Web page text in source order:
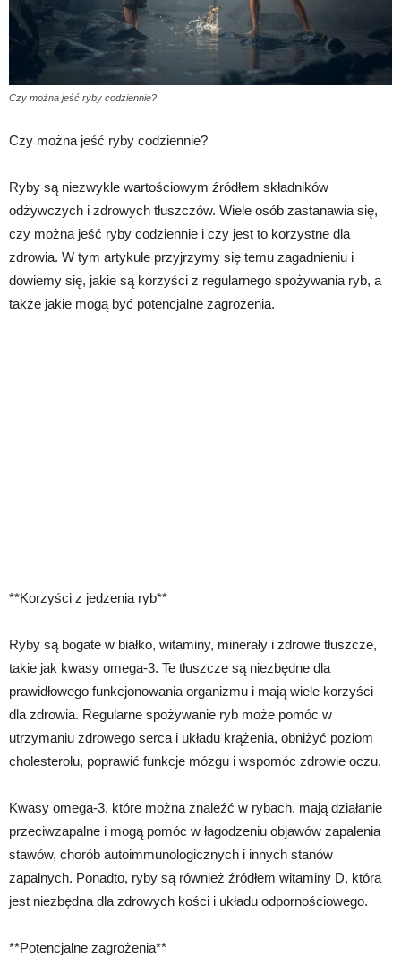
Czy można jeść ryby codziennie?
Czy można jeść ryby codziennie?
Ryby są niezwykle wartościowym źródłem składników
odżywczych i zdrowych tłuszczów. Wiele osób zastanawia się,
czy można jeść ryby codziennie i czy jest to korzystne dla
zdrowia. W tym artykule przyjrzymy się temu zagadnieniu i
dowiemy się, jakie są korzyści z regularnego spożywania ryb, a
także jakie mogą być potencjalne zagrożenia.
**Korzyści z jedzenia ryb**
Ryby są bogate w białko, witaminy, minerały i zdrowe tłuszcze,
takie jak kwasy omega-3. Te tłuszcze są niezbędne dla
prawidłowego funkcjonowania organizmu i mają wiele korzyści
dla zdrowia. Regularne spożywanie ryb może pomóc w
utrzymaniu zdrowego serca i układu krążenia, obniżyć poziom
cholesterolu, poprawić funkcje mózgu i wspomóc zdrowie oczu.
Kwasy omega-3, które można znaleźć w rybach, mają działanie
przeciwzapalne i mogą pomóc w łagodzeniu objawów zapalenia
stawów, chorób autoimmunologicznych i innych stanów
zapalnych. Ponadto, ryby są również źródłem witaminy D, która
jest niezbędna dla zdrowych kości i układu odpornościowego.
**Potencjalne zagrożenia**